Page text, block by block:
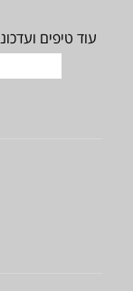
עוד טיפים